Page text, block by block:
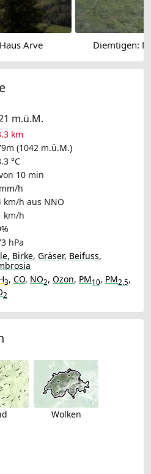
Arve Diemtigen:
m.ü.M.
km
(1042 m.ü.M.)
°C
10 min
h
km/h aus NNO
km/h
hPa
, Birke, Gräser, Beifuss,
3, CO, NO2, Ozon, PM10, PM2.5,
2
Wolken